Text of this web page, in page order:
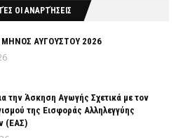
ΟΙ ΑΝΑΡΤΉΣΕΙΣ
ΑΥΓΟΥΣΤΟΥ 2026
την Άσκηση Αγωγής Σχετικά με τον
της Εισφοράς Αλληλεγγύης
(ΕΑΣ)